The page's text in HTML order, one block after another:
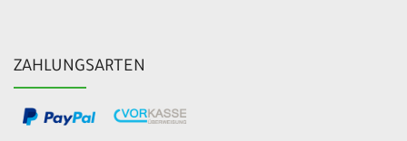
ZAHLUNGSARTEN